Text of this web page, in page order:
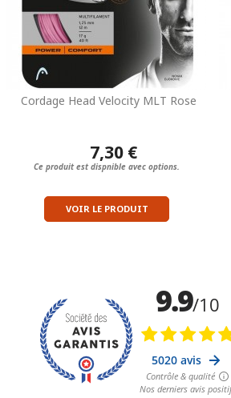
Cordage Head Velocity MLT Rose
7,30 €
Ce produit est dispnible avec options.
VOIR LE PRODUIT